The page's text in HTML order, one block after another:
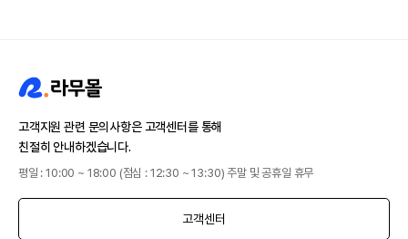
고객지원 관련 문의사항은 고객센터를 통해
친절히 안내하겠습니다.
평일 : 10:00 ~ 18:00 (점심 : 12:30 ~ 13:30) 주말 및 공휴일 휴무
고객센터